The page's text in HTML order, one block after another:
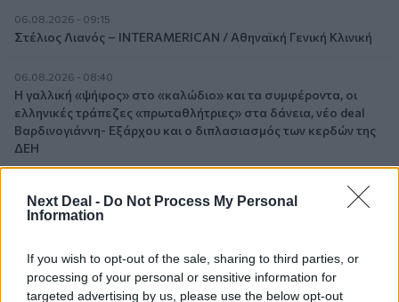
Next Deal - Do Not Process My Personal
Information
If you wish to opt-out of the sale, sharing to third parties, or
processing of your personal or sensitive information for
targeted advertising by us, please use the below opt-out
06.08.2026 - 09:15
Στέλιος Λιανός – INTERAMERICAN / Αθηναϊκή Γενική Κλινική
06.08.2026 - 08:40
Η γαλλική «ψήφος» στο «καλώδιο» και τα συμφέροντα, οι
ελληνικές τράπεζες «πρωταθλήτριες» στα δάνεια, νέο deal
Βαρδινογιάννη- Εξάρχου και ο διπλασιασμός των κερδών της
ΔΕΗ
Randy Schekman, Νομπελίστας Ιατρικής: «Σε πέντε χρόνια
μπορεί να έχουμε θεραπεία που αναστέλλει την εξέλιξη του
05.08.2026 - 12:33